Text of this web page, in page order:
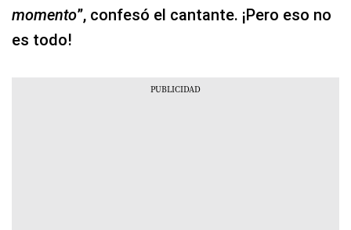
momento”, confesó el cantante. ¡Pero eso no
es todo!